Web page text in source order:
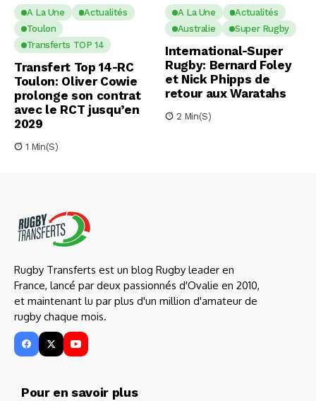
A La Une
Actualités
Toulon
Transferts TOP 14
Transfert Top 14-RC
Toulon: Oliver Cowie
prolonge son contrat
avec le RCT jusqu’en
2029
1 Min(s)
A La Une
Actualités
Australie
Super Rugby
International-Super
Rugby: Bernard Foley
et Nick Phipps de
retour aux Waratahs
2 Min(s)
Rugby Transferts est un blog Rugby leader en
France, lancé par deux passionnés d'Ovalie en 2010,
et maintenant lu par plus d'un million d'amateur de
rugby chaque mois.
Pour en savoir plus